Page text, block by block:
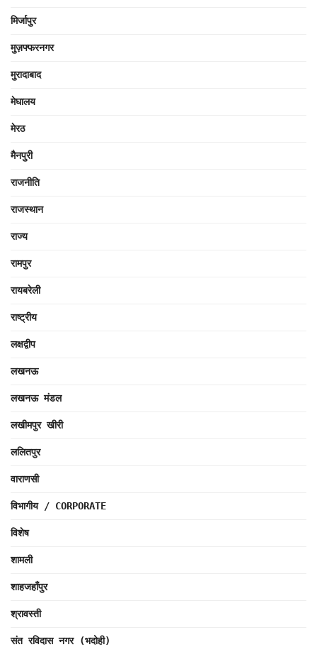
मिर्जापुर
मुज़फ्फरनगर
मुरादाबाद
मेघालय
मेरठ
मैनपुरी
राजनीति
राजस्थान
राज्य
रामपुर
रायबरेली
राष्ट्रीय
लक्षद्वीप
लखनऊ
लखनऊ मंडल
लखीमपुर खीरी
ललितपुर
वाराणसी
विभागीय / CORPORATE
विशेष
शामली
शाहजहाँपुर
श्रावस्ती
संत रविदास नगर (भदोही)